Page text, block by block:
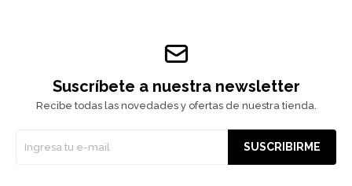
Suscríbete a nuestra newsletter
Recibe todas las novedades y ofertas de nuestra tienda.
SUSCRIBIRME